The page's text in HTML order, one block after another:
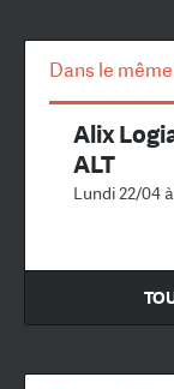
Dans le
Alix
ALT
Lundi 22/04